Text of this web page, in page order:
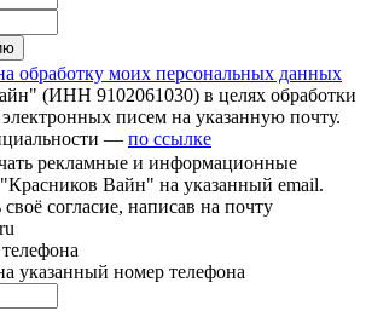
обработку моих персональных данных
(ИНН 9102061030) в целях обработки
писем на указанную почту.
— по ссылке
рекламные и информационные
Вайн" на указанный email.
согласие, написав на почту
указанный номер телефона